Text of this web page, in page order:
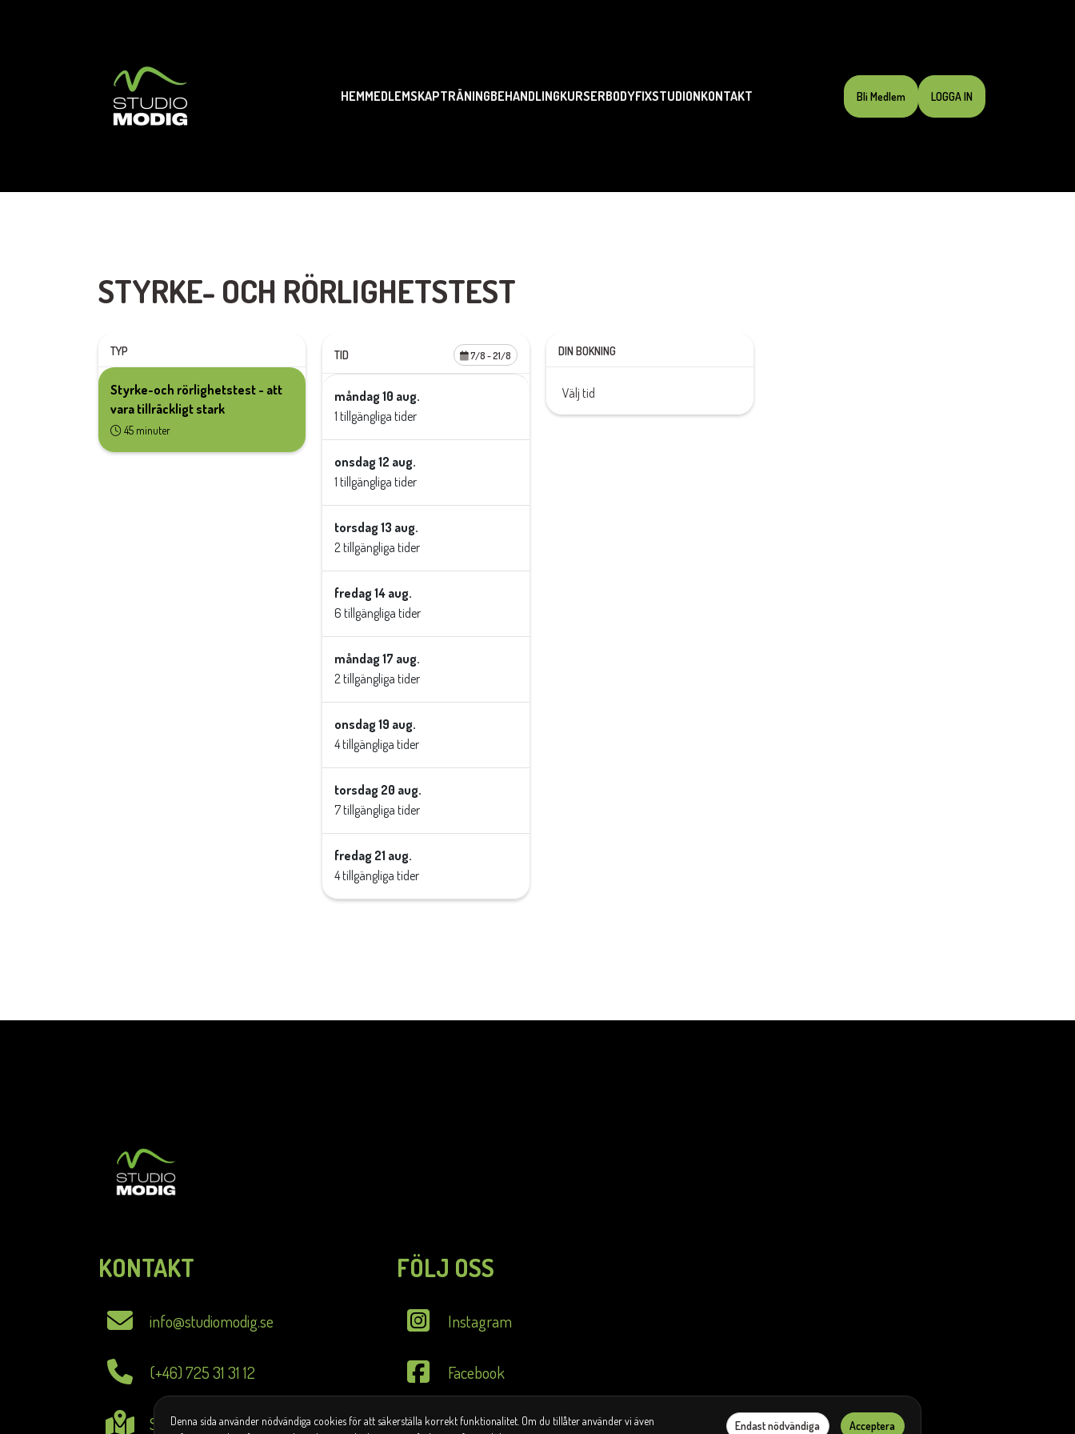
HEMMEDLEMSKAPTRÄNINGBEHANDLINGKURSERBODYFIXSTUDIONKONTAKT Bli Medlem LOGGA IN
STYRKE- OCH RÖRLIGHETSTEST
TYP
Styrke-och rörlighetstest - att
vara tillräckligt stark
45 minuter
TID 7/8- 21/8
måndag 10 aug.
1 tillgängliga tider
onsdag 12 aug.
1 tillgängliga tider
torsdag 13 aug.
2 tillgängliga tider
fredag 14 aug.
6 tillgängliga tider
måndag 17 aug.
2 tillgängliga tider
onsdag 19 aug.
4 tillgängliga tider
torsdag 20 aug.
7 tillgängliga tider
fredag 21 aug.
4 tillgängliga tider
DIN BOKNING
Välj tid
KONTAKT
info@studiomodig.se
(+46) 725 31 31 12
St Larsgatan 8 75329 Uppsala
FÖLJ OSS
Instagram
Facebook
Denna sida använder nödvändiga cookies för att säkerställa korrekt funktionalitet. Om du tillåter använder vi även
Endast nödvändiga Acceptera